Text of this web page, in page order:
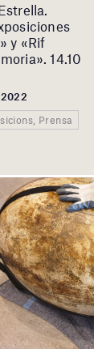
y «Rif
14.10
Prensa